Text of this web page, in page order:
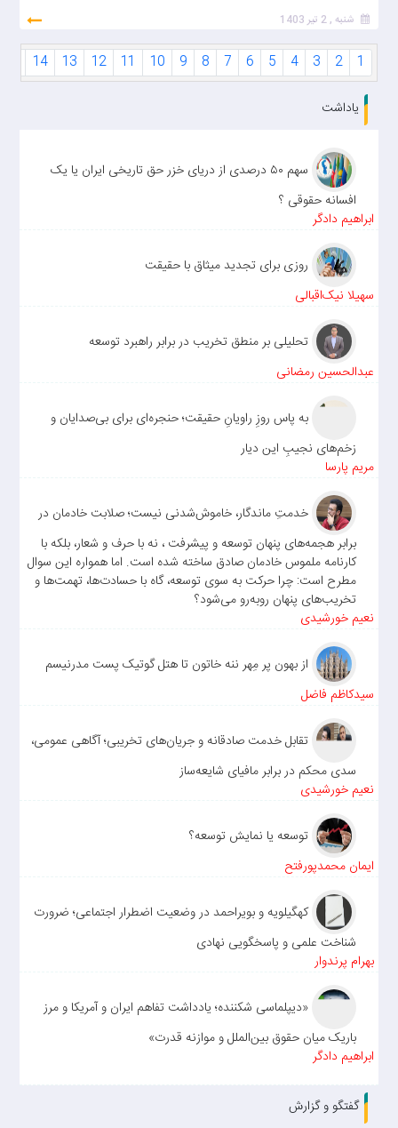
یاداشت
سهم ۵۰ درصدی از دریای خزر حق تاریخی ایران یا یک
افسانه حقوقی ؟
ابراهیم دادگر
روزی برای تجدید میثاق با حقیقت
سهیلا نیک‌اقبالی
تحلیلی بر منطق تخریب در برابر راهبرد توسعه
عبدالحسین رمضانی
به پاس روزِ راویانِ حقیقت؛ حنجره‌ای برای بی‌صدایان و
زخم‌های نجیبِ این دیار
مریم پارسا
خدمتِ ماندگار، خاموش‌شدنی نیست؛ صلابت خادمان در
برابر هجمه‌های پنهان توسعه و پیشرفت ، نه با حرف و شعار، بلکه با
کارنامه ملموس خادمان صادق ساخته شده است. اما همواره این سوال
مطرح است: چرا حرکت به سوی توسعه، گاه با حسادت‌ها، تهمت‌ها و
تخریب‌های پنهان روبه‌رو می‌شود؟
نعیم خورشیدی
از بهون پر مِهر ننه خاتون تا هتل گوتیک پست مدرنیسم
سیدکاظم فاضل
تقابل خدمت صادقانه و جریان‌های تخریبی؛ آگاهی عمومی،
سدی محکم در برابر مافیای شایعه‌ساز
نعیم خورشیدی
توسعه یا نمایش توسعه؟
ایمان محمدپورفتح
کهگیلویه و بویراحمد در وضعیت اضطرار اجتماعی؛ ضرورت
شناخت علمی و پاسخگویی نهادی
بهرام پرندوار
«دیپلماسی شکننده؛ یادداشت تفاهم ایران و آمریکا و مرز
باریک میان حقوق بین‌الملل و موازنه قدرت»
ابراهیم دادگر
گفتگو و گزارش
شنبه , 2 تیر 1403
1
2
3
4
5
6
7
8
9
10
11
12
13
14